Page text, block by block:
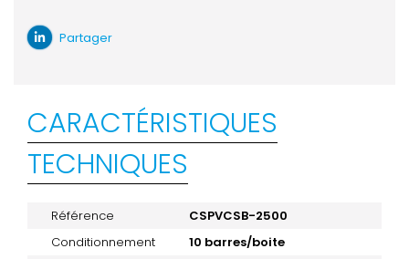
Partager
CARACTÉRISTIQUES
TECHNIQUES
Référence
CSPVCSB-2500
Conditionnement
10 barres/boite